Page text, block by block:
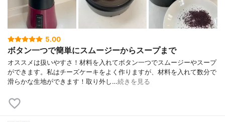
5.00
ボタン一つで簡単にスムージーからスープまで
オススメは扱いやすさ！材料を入れてボタン一つでスムージーやスープ
ができます。私はチーズケーキをよく作りますが、材料を入れて数分で
滑らかな生地ができます！取り外し…続きを見る